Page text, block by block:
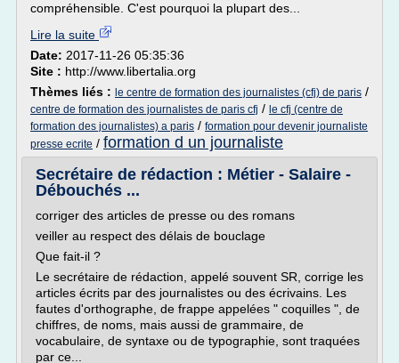
compréhensible. C'est pourquoi la plupart des...
Lire la suite
Date: 2017-11-26 05:35:36
Site : http://www.libertalia.org
Thèmes liés : le centre de formation des journalistes (cfj) de paris /
centre de formation des journalistes de paris cfj / le cfj (centre de
formation des journalistes) a paris / formation pour devenir journaliste
presse ecrite / formation d un journaliste
Secrétaire de rédaction : Métier - Salaire -
Débouchés ...
corriger des articles de presse ou des romans
veiller au respect des délais de bouclage
Que fait-il ?
Le secrétaire de rédaction, appelé souvent SR, corrige les
articles écrits par des journalistes ou des écrivains. Les
fautes d'orthographe, de frappe appelées " coquilles ", de
chiffres, de noms, mais aussi de grammaire, de
vocabulaire, de syntaxe ou de typographie, sont traquées
par ce...